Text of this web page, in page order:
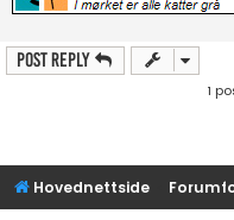
Post Reply
1
Hovednettside